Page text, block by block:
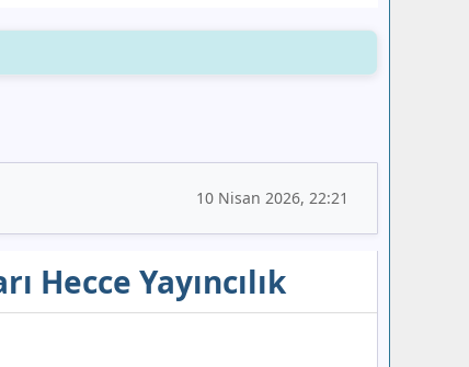
10 Nisan 2026, 22:21
Hecce Yayıncılık